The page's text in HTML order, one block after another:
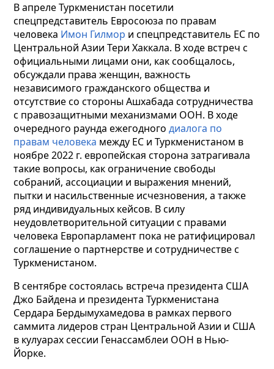
В апреле Туркменистан посетили
спецпредставитель Евросоюза по правам
человека Имон Гилмор и спецпредставитель ЕС по
Центральной Азии Тери Хаккала. В ходе встреч с
официальными лицами они, как сообщалось,
обсуждали права женщин, важность
независимого гражданского общества и
отсутствие со стороны Ашхабада сотрудничества
с правозащитными механизмами ООН. В ходе
очередного раунда ежегодногодиалога по
правам человека между ЕС и Туркменистаном в
ноябре 2022 г. европейская сторона затрагивала
такие вопросы, как ограничение свободы
собраний, ассоциации и выражения мнений,
пытки и насильственные исчезновения, а также
ряд индивидуальных кейсов. В силу
неудовлетворительной ситуации с правами
человека Европарламент пока не ратифицировал
соглашение о партнерстве и сотрудничестве с
Туркменистаном.
В сентябре состоялась встреча президента США
Джо Байдена и президента Туркменистана
Сердара Бердымухамедова в рамках первого
саммита лидеров стран Центральной Азии и США
в кулуарах сессии Генассамблеи ООН в Нью-
Йорке.